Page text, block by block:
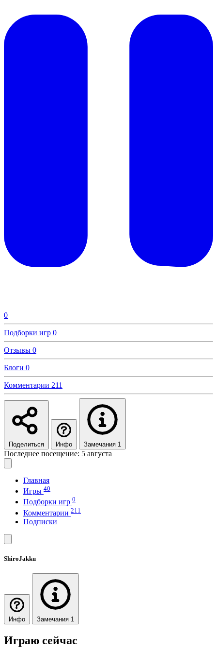
0
Подборки игр 0
Отзывы 0
Блоги 0
Комментарии 211
Поделиться Инфо Замечания 1
Последнее посещение: 5 августа
Главная
Игры 40
Подборки игр 0
Комментарии 211
Подписки
ShiroJakku
Инфо Замечания 1
Играю сейчас